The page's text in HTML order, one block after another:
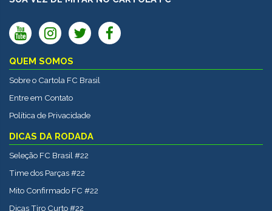
QUEM SOMOS
Sobre o Cartola FC Brasil
Entre em Contato
Política de Privacidade
DICAS DA RODADA
Seleção FC Brasil #22
Time dos Parças #22
Mito Confirmado FC #22
Dicas Tiro Curto #22